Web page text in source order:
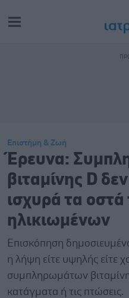
Επιστήμη & Ζωή
Έρευνα:
βιταμίνης D
ισχυρά τα
ηλικιωμένων
Επισκόπηση
η λήψη είτε υψηλής είτε
συμπληρωμάτων
κατάγματα ή τις πτώσεις.